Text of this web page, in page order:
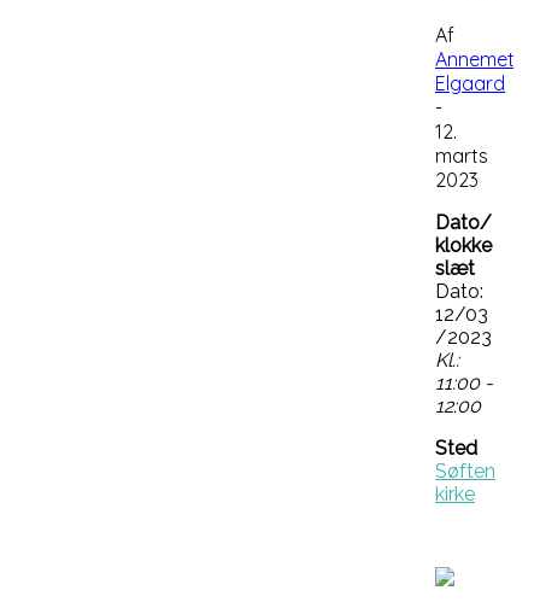
Af
Annemette
Elgaard
-
12.
marts
2023
Dato/
klokke
slæt
Dato:
12/03
/2023
Kl.:
11:00 -
12:00
Sted
Søften
kirke